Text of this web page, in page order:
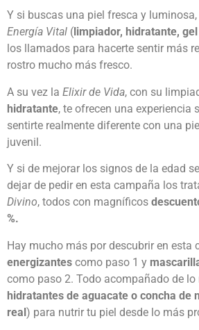
Y si buscas una piel fresca y
Energía Vital ( limpiador, hidratante,
los llamados para hacerte sentir más
rostro mucho más fresco.
A su vez la Elixir de Vida, con su
hidratante, te ofrecen una experiencia
sentirte realmente diferente con una
juvenil.
Y si de mejorar los signos de la edad
dejar de pedir en esta campaña los
Divino, todos con magníficos
%.
Hay mucho más por descubrir en esta
energizantes como paso 1 y
como paso 2. Todo acompañado de
hidratantes de aguacate o concha de
real) para nutrir tu piel desde lo más